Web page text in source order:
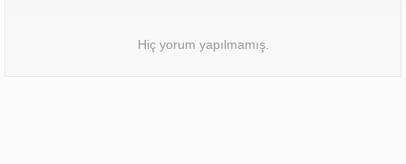
Hiç yorum yapılmamış.